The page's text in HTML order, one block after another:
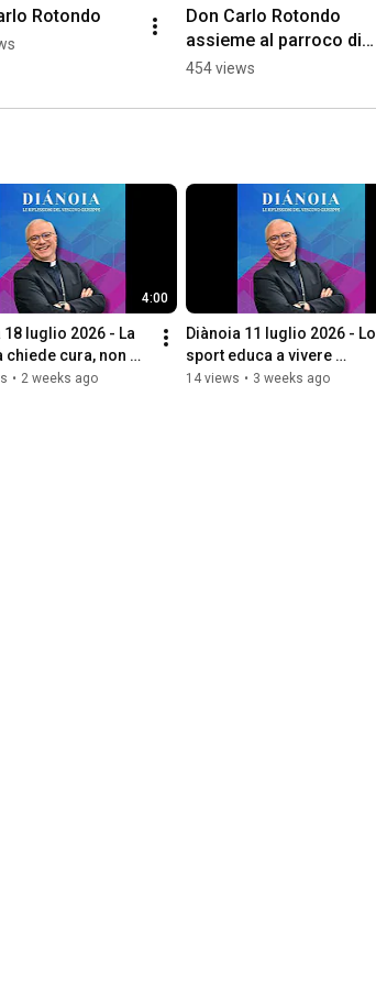
Rotondo
Don Carlo Rotondo
assieme al parroco di
un piccolo villaggio
454 views
4:00
18 luglio 2026 - La
cura, non
• 2 weeks ago
Diànoia 11 luglio 2026 - Lo
sport educa a vivere
insieme, ad accogliere il
14 views • 3 weeks ago